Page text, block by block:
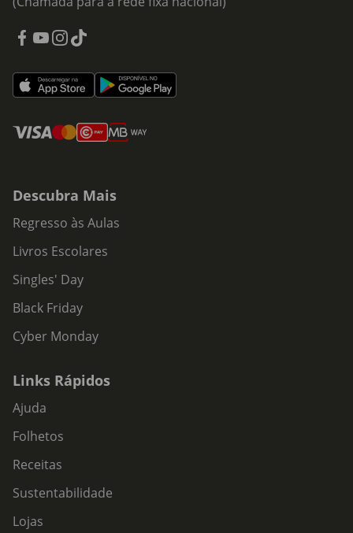
Descubra Mais
Regresso às Aulas
Livros Escolares
Singles' Day
Black Friday
Cyber Monday
Links Rápidos
Ajuda
Folhetos
Receitas
Sustentabilidade
Lojas